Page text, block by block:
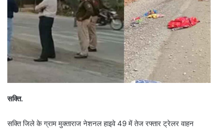
सक्ति.
सक्ति जिले के ग्राम मुक्ताराज नेशनल हाइवे 49 में तेज रफ्तार ट्रेलर वाहन